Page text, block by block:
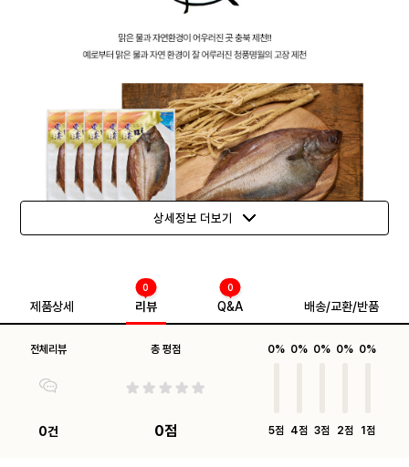
상세정보 더보기
제품상세 리뷰
0
Q&A
0
배송/교환/반품
전체리뷰
0건
총 평점
0점
0%
5점
0%
4점
0%
3점
0%
2점
0%
1점